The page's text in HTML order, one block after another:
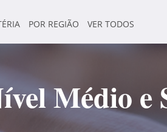
POR REGIÃO VER TODOS
Médio e